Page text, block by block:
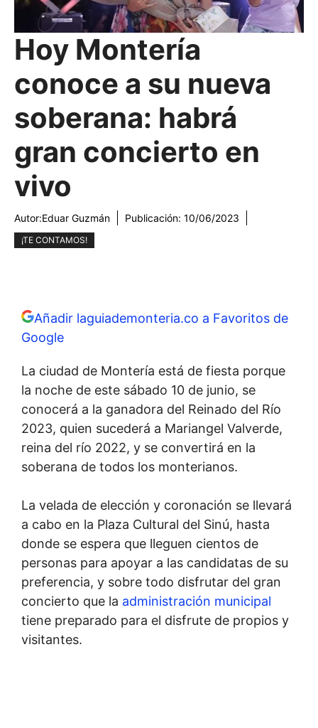
Hoy Montería
conoce a su nueva
soberana: habrá
gran concierto en
vivo
Autor:Eduar Guzmán Publicación: 10/06/2023
¡TE CONTAMOS!
Añadir laguiademonteria.co a Favoritos de
Google
La ciudad de Montería está de fiesta porque
la noche de este sábado 10 de junio, se
conocerá a la ganadora del Reinado del Río
2023, quien sucederá a Mariangel Valverde,
reina del río 2022, y se convertirá en la
soberana de todos los monterianos.
La velada de elección y coronación se llevará
a cabo en la Plaza Cultural del Sinú, hasta
donde se espera que lleguen cientos de
personas para apoyar a las candidatas de su
preferencia, y sobre todo disfrutar del gran
concierto que la administración municipal
tiene preparado para el disfrute de propios y
visitantes.